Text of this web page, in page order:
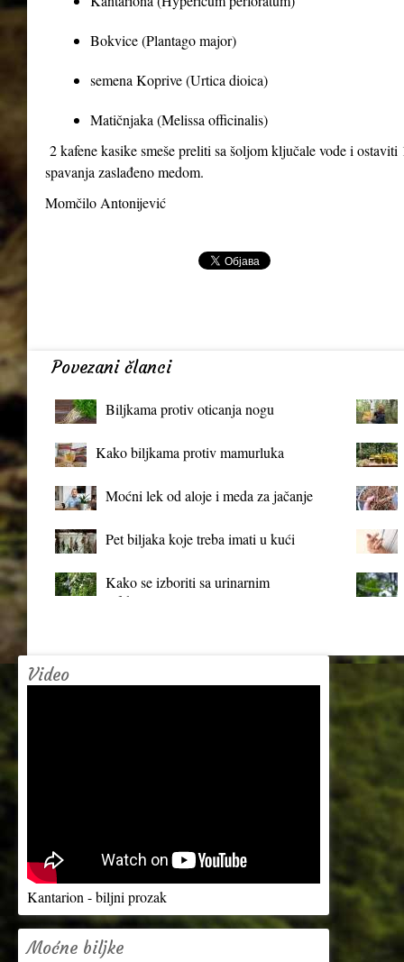
Bokvice (Plantago major)
semena Koprive (Urtica dioica)
Matičnjaka (Melissa officinalis)
2 kafene kasike smeše preliti sa šoljom ključale vode i
spavanja zaslađeno medom.
Momčilo Antonijević
Povezani članci
Biljkama protiv oticanja nogu
Kako biljkama protiv mamurluka
Moćni lek od aloje i meda za jačanje
Pet biljaka koje treba imati u kući
Kako se izboriti sa urinarnim
infekcijama?
Video
Kantarion - biljni prozak
Moćne biljke